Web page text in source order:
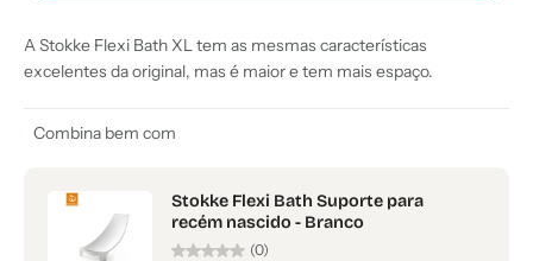
A Stokke Flexi Bath XL tem as mesmas características
excelentes da original, mas é maior e tem mais espaço.
Combina bem com
Stokke Flexi Bath Suporte para
recém nascido - Branco
(0)